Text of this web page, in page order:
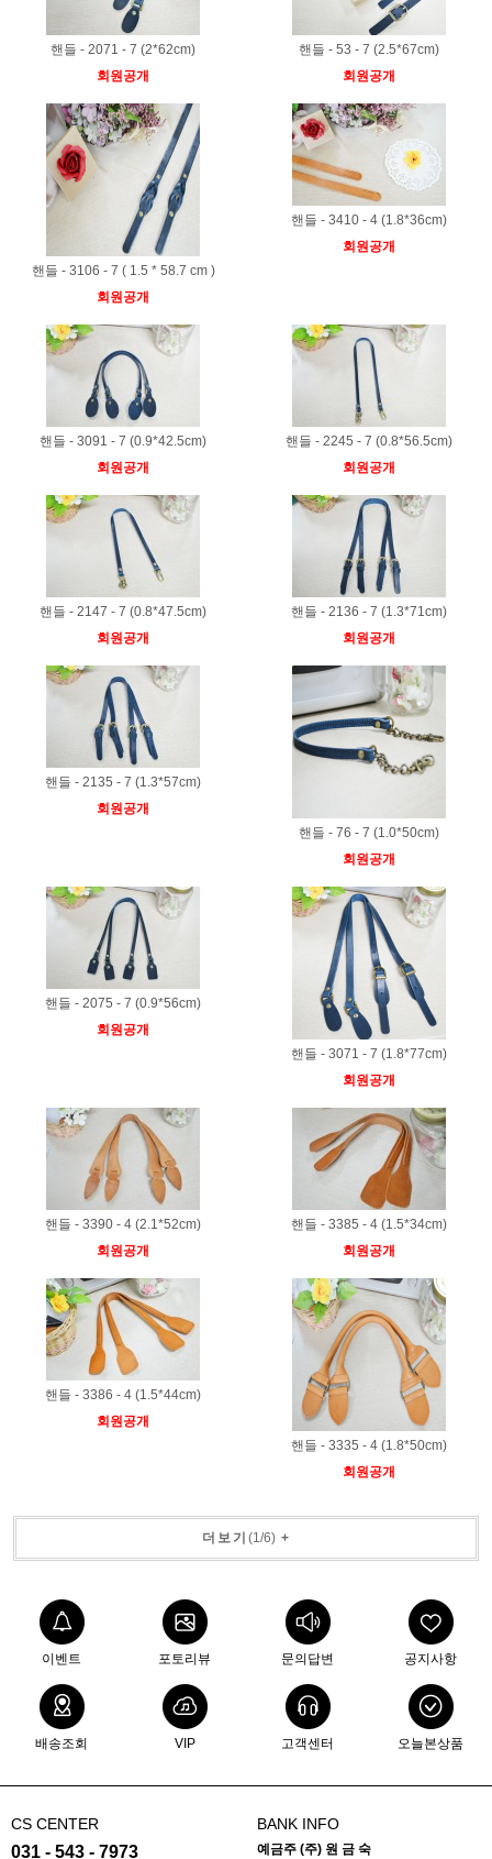
핸들 - 2071 - 7 (2*62cm)
회원공개
핸들 - 53 - 7 (2.5*67cm)
회원공개
핸들 - 3106 - 7 ( 1.5 * 58.7 cm )
회원공개
핸들 - 3410 - 4 (1.8*36cm)
회원공개
핸들 - 3091 - 7 (0.9*42.5cm)
회원공개
핸들 - 2245 - 7 (0.8*56.5cm)
회원공개
핸들 - 2147 - 7 (0.8*47.5cm)
회원공개
핸들 - 2136 - 7 (1.3*71cm)
회원공개
핸들 - 2135 - 7 (1.3*57cm)
회원공개
핸들 - 76 - 7 (1.0*50cm)
회원공개
핸들 - 2075 - 7 (0.9*56cm)
회원공개
핸들 - 3071 - 7 (1.8*77cm)
회원공개
핸들 - 3390 - 4 (2.1*52cm)
회원공개
핸들 - 3385 - 4 (1.5*34cm)
회원공개
핸들 - 3386 - 4 (1.5*44cm)
회원공개
핸들 - 3335 - 4 (1.8*50cm)
회원공개
더보기 (1 /6)+
이벤트 포토리뷰 문의답변 공지사항
배송조회 VIP 고객센터 오늘본상품
CS CENTER
031 - 543 - 7973
BANK INFO
예금주 (주) 원 금 숙